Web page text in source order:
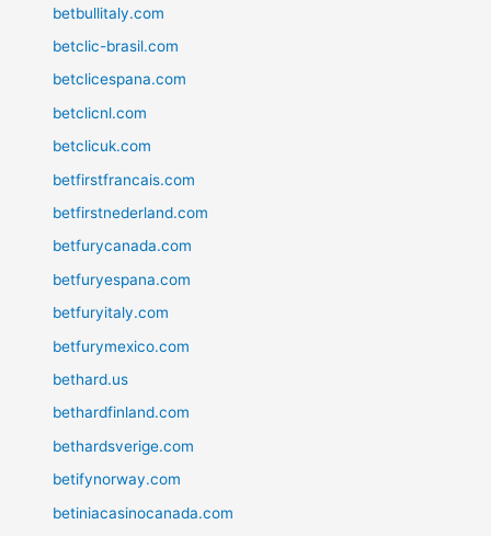
betbullitaly.com
betclic-brasil.com
betclicespana.com
betclicnl.com
betclicuk.com
betfirstfrancais.com
betfirstnederland.com
betfurycanada.com
betfuryespana.com
betfuryitaly.com
betfurymexico.com
bethard.us
bethardfinland.com
bethardsverige.com
betifynorway.com
betiniacasinocanada.com